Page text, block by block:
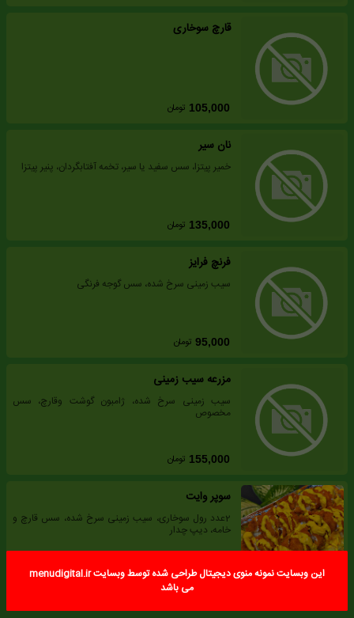
قارچ سوخاری
105,000 تومان
نان سیر
خمیر پیتزا، سس سفید یا سیر، تخمه آفتابگردان، پنیر پیتزا
135,000 تومان
فرنچ فرایز
سیب زمینی سرخ شده، سس گوجه فرنگی
95,000 تومان
مزرعه سیب زمینی
سیب زمینی سرخ شده، ژامبون گوشت وقارچ، سس
مخصوص
155,000 تومان
سوپر وایت
2عدد رول سوخاری، سیب زمینی سرخ شده، سس قارچ و
خامه، دیپ چدار
259,000 تومان
این وبسایت نمونه منوی دیجیتال طراحی شده توسط وبسایت menudigital.ir
می باشد